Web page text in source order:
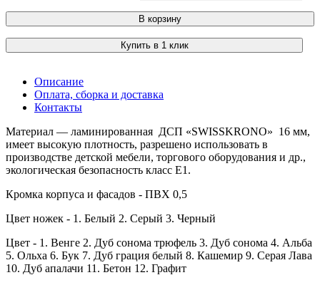
В корзину
Купить в 1 клик
Описание
Оплата, сборка и доставка
Контакты
Материал — ламинированная ДСП «SWISSKRONO» 16 мм,
имеет высокую плотность, разрешено использовать в
производстве детской мебели, торгового оборудования и др.,
экологическая безопасность класс Е1.
Кромка корпуса и фасадов - ПВХ 0,5
Цвет ножек - 1. Белый 2. Серый 3. Черный
Цвет - 1. Венге 2. Дуб сонома трюфель 3. Дуб сонома 4. Альба
5. Ольха 6. Бук 7. Дуб грация белый 8. Кашемир 9. Серая Лава
10. Дуб апалачи 11. Бетон 12. Графит